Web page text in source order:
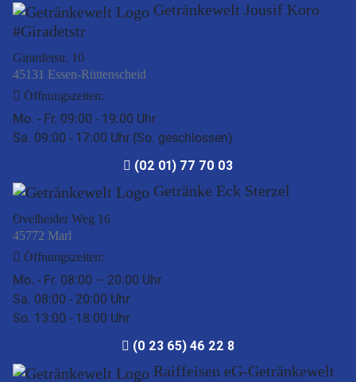
Getränkewelt Jousif Koro
#Giradetstr
Girardetstr. 10
45131 Essen-Rüttenscheid
Öffnungszeiten:
Mo. - Fr. 09:00 - 19:00 Uhr
Sa. 09:00 - 17:00 Uhr (So. geschlossen)
(02 01) 77 70 03
Getränke Eck Sterzel
Ovelheider Weg 16
45772 Marl
Öffnungszeiten:
Mo. - Fr. 08:00 – 20:00 Uhr
Sa. 08:00 - 20:00 Uhr
So. 13:00 - 18:00 Uhr
(0 23 65) 46 22 8
Raiffeisen eG-Getränkewelt